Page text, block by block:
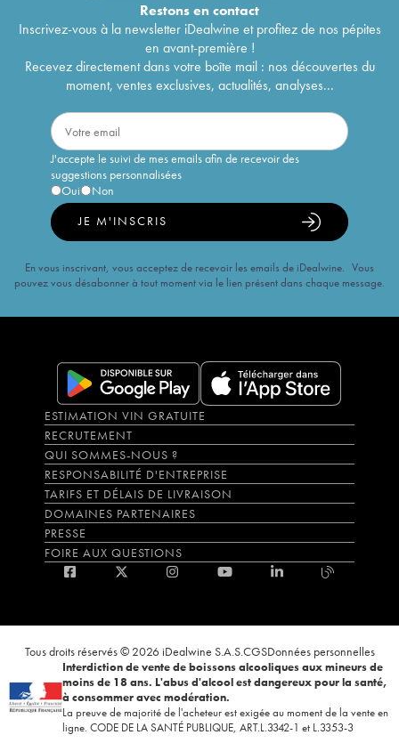
Restons encontact
Inscrivez-vous à la newsletter iDealwine et profitez de nos pépites
en avant-première !
Recevez directement dans votre boîte mail : nos découvertes du
moment, ventes exclusives, actualités, analyses...
J'accepte le suivi de mes emails afin de recevoir des
suggestions personnalisées
Oui
Non
JE M'INSCRIS
En vous inscrivant, vous acceptez de recevoir les emails de iDealwine. Vous
pouvez vous désabonner à tout moment via le lien présent dans chaque message.
ESTIMATION VIN GRATUITE
RECRUTEMENT
QUI SOMMES-NOUS ?
RESPONSABILITÉ D'ENTREPRISE
TARIFS ET DÉLAIS DE LIVRAISON
DOMAINES PARTENAIRES
PRESSE
FOIRE AUX QUESTIONS
Tous droits réservés © 2026 iDealwine S.A.S.CGSDonnées personnelles
Interdiction de vente de boissons alcooliques aux mineurs de
moins de 18 ans. L'abus d'alcool est dangereux pour la santé,
à consommer avec modération.
La preuve de majorité de l'acheteur est exigée au moment de la vente en
ligne. CODE DE LA SANTÉ PUBLIQUE, ART.L.3342-1 et L.3353-3